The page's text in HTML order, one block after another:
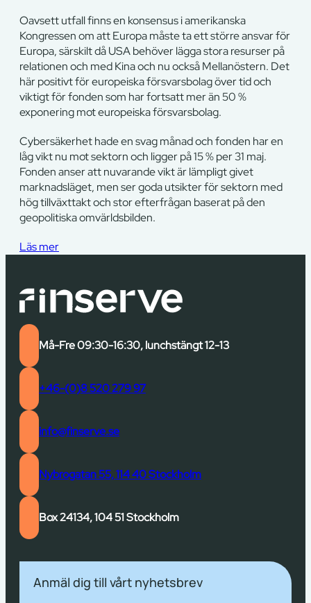
Oavsett utfall finns en konsensus i amerikanska
Kongressen om att Europa måste ta ett större ansvar för
Europa, särskilt då USA behöver lägga stora resurser på
relationen och med Kina och nu också Mellanöstern. Det
här positivt för europeiska försvarsbolag över tid och
viktigt för fonden som har fortsatt mer än 50 %
exponering mot europeiska försvarsbolag.
Cybersäkerhet hade en svag månad och fonden har en
låg vikt nu mot sektorn och ligger på 15 % per 31 maj.
Fonden anser att nuvarande vikt är lämpligt givet
marknadsläget, men ser goda utsikter för sektorn med
hög tillväxttakt och stor efterfrågan baserat på den
geopolitiska omvärldsbilden.
Läs mer
Må-Fre 09:30-16:30, lunchstängt 12-13
+46-(0)8 520 279 97
info@finserve.se
Nybrogatan 55, 114 40 Stockholm
Box 24134, 104 51 Stockholm
Anmäl dig till vårt nyhetsbrev